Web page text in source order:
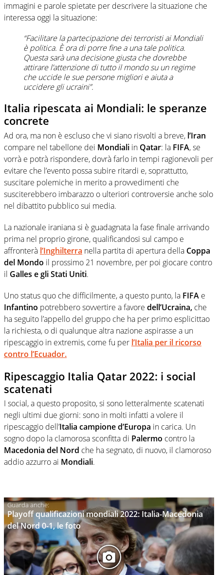
immagini e parole spietate per descrivere la situazione che
interessa oggi la situazione:
“Facilitare la partecipazione dei terroristi ai Mondiali
è politica. È ora di porre fine a una tale politica.
Questa sarà una decisione giusta che dovrebbe
attirare l’attenzione di tutto il mondo su un regime
che uccide le sue persone migliori e aiuta a
uccidere gli ucraini”.
Italia ripescata ai Mondiali: le speranze
concrete
Ad ora, ma non è escluso che vi siano risvolti a breve, l’Iran
compare nel tabellone dei Mondiali in Qatar: la FIFA, se
vorrà e potrà rispondere, dovrà farlo in tempi ragionevoli per
evitare che l’evento possa subire ritardi e, soprattutto,
suscitare polemiche in merito a provvedimenti che
susciterebbero imbarazzo o ulteriori controversie anche solo
nel dibattito pubblico sui media.
La nazionale iraniana si è guadagnata la fase finale arrivando
prima nel proprio girone, qualificandosi sul campo e
affronterà l’Inghilterra nella partita di apertura della Coppa
del Mondo il prossimo 21 novembre, per poi giocare contro
il Galles e gli Stati Uniti.
Uno status quo che difficilmente, a questo punto, la FIFA e
Infantino potrebbero sovvertire a favore dell’Ucraina, che
ha seguito l’appello del gruppo che ha per primo esplicittao
la richiesta, o di qualunque altra nazione aspirasse a un
ripescaggio in extremis, come fu per l’Italia per il ricorso
contro l’Ecuador.
Ripescaggio Italia Qatar 2022: i social
scatenati
I social, a questo proposito, si sono letteralmente scatenati
negli ultimi due giorni: sono in molti infatti a volere il
ripescaggio dell’Italia campione d’Europa in carica. Un
sogno dopo la clamorosa sconfitta di Palermo contro la
Macedonia del Nord che ha segnato, di nuovo, il clamoroso
addio azzurro ai Mondiali.
Playoff qualificazioni mondiali 2022: Italia-Macedonia
del Nord 0-1, le foto